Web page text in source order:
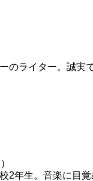
のライター。誠実
2年生。音楽に目